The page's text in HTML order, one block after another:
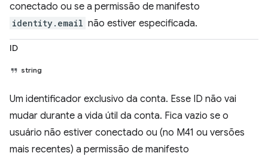
conectado ou se a permissão de manifesto
identity.email não estiver especificada.
ID
string
Um identificador exclusivo da conta. Esse ID não vai
mudar durante a vida útil da conta. Fica vazio se o
usuário não estiver conectado ou (no M41 ou versões
mais recentes) a permissão de manifesto